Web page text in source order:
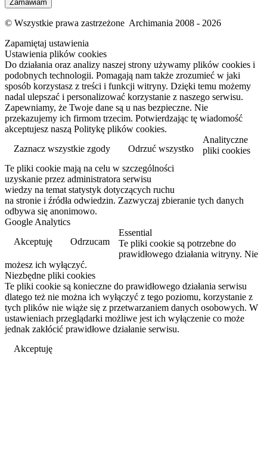
© Wszystkie prawa zastrzeżone Archimania 2008 - 2026
Zapamiętaj ustawienia
Ustawienia plików cookies
Do działania oraz analizy naszej strony używamy plików cookies i
podobnych technologii. Pomagają nam także zrozumieć w jaki
sposób korzystasz z treści i funkcji witryny. Dzięki temu możemy
nadal ulepszać i personalizować korzystanie z naszego serwisu.
Zapewniamy, że Twoje dane są u nas bezpieczne. Nie
przekazujemy ich firmom trzecim. Potwierdzając tę wiadomość
akceptujesz naszą Politykę plików cookies.
Zaznacz wszystkie zgody
Odrzuć wszystko
Analityczne
pliki cookies
Te pliki cookie mają na celu w szczególności
uzyskanie przez administratora serwisu
wiedzy na temat statystyk dotyczących ruchu
na stronie i źródła odwiedzin. Zazwyczaj zbieranie tych danych
odbywa się anonimowo.
Google Analytics
Akceptuję
Odrzucam
Essential
Te pliki cookie są potrzebne do
prawidłowego działania witryny. Nie
możesz ich wyłączyć.
Niezbędne pliki cookies
Te pliki cookie są konieczne do prawidłowego działania serwisu
dlatego też nie można ich wyłączyć z tego poziomu, korzystanie z
tych plików nie wiąże się z przetwarzaniem danych osobowych. W
ustawieniach przeglądarki możliwe jest ich wyłączenie co może
jednak zakłócić prawidłowe działanie serwisu.
Akceptuję